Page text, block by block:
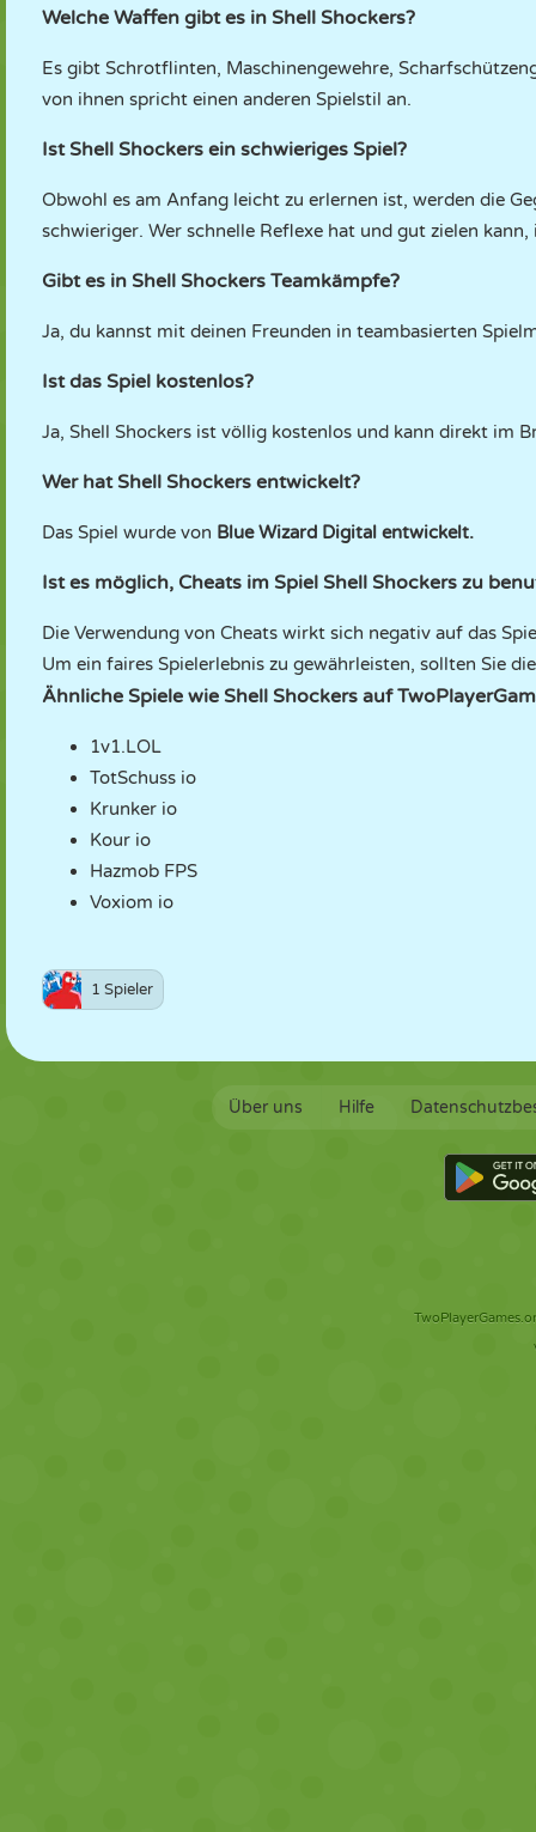
Welche Waffen gibt es in Shell Shockers?
Es gibt Schrotflinten, Maschinengewehre,
von ihnen spricht einen anderen Spielstil an.
Ist Shell Shockers ein schwieriges Spiel?
Obwohl es am Anfang leicht zu erlernen ist, werden die
schwieriger. Wer schnelle Reflexe hat und gut zielen
Gibt es in Shell Shockers Teamkämpfe?
Ja, du kannst mit deinen Freunden in teambasierten
Ist das Spiel kostenlos?
Ja, Shell Shockers ist völlig kostenlos und kann direkt im
Wer hat Shell Shockers entwickelt?
Das Spiel wurde von Blue Wizard Digital entwickelt.
Ist es möglich, Cheats im Spiel Shell Shockers zu
Die Verwendung von Cheats wirkt sich negativ auf das
Um ein faires Spielerlebnis zu gewährleisten, sollten Sie
Ähnliche Spiele wie Shell Shockers auf
1v1.LOL
TotSchuss io
Krunker io
Kour io
Hazmob FPS
Voxiom io
1 Spieler
Über uns Hilfe